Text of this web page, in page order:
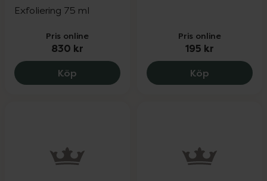
Exfoliering 75 ml
Pris online
830 kr
Köp Dermalogica Multivitamin
Pris online
195 kr
Köp The